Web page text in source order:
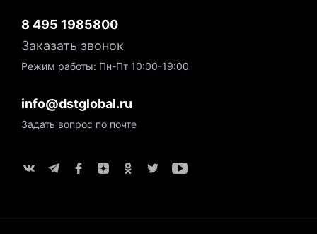
8 495 1985800
Заказать звонок
Режим работы: Пн-Пт 10:00-19:00
info@dstglobal.ru
Задать вопрос по почте